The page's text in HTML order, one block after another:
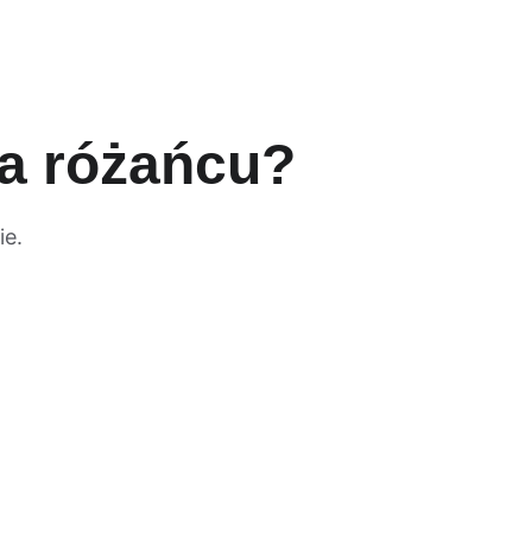
różańcu?